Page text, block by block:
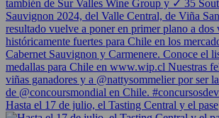
Hasta el 17 de julio, el Tasting Central y el pase